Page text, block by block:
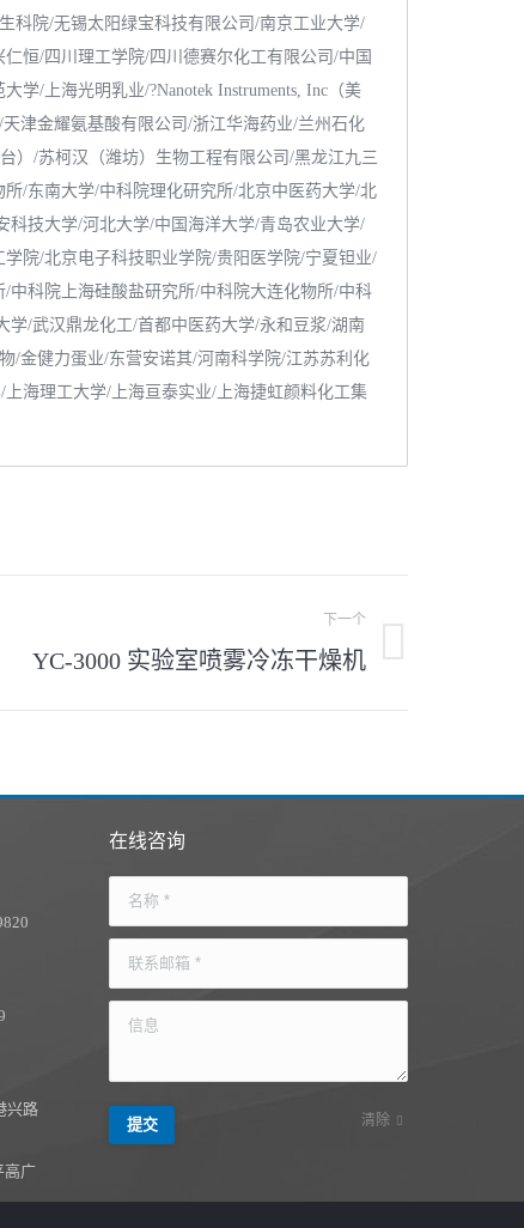
科院/无锡太阳绿宝科技有限公司/南京工业大学/
恒/四川理工学院/四川德赛尔化工有限公司/中国
学/上海光明乳业/?Nanotek Instruments, Inc（美
津金耀氨基酸有限公司/浙江华海药业/兰州石化
）/苏柯汉（潍坊）生物工程有限公司/黑龙江九三
/东南大学/中科院理化研究所/北京中医药大学/北
科技大学/河北大学/中国海洋大学/青岛农业大学/
院/北京电子科技职业学院/贵阳医学院/宁夏钽业/
科院上海硅酸盐研究所/中科院大连化物所/中科
/武汉鼎龙化工/首都中医药大学/永和豆浆/湖南
/金健力蛋业/东营安诺其/河南科学院/江苏苏利化
海理工大学/上海亘泰实业/上海捷虹颜料化工集
下一个
YC-3000 实验室喷雾冷冻干燥机
兴路
高广
在线咨询
名称 *
联系邮箱 *
信息
提交 清除